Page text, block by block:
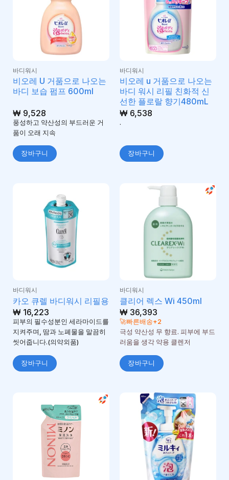
바디워시
비오레 U 거품으로 나오는
바디 보습 펌프 600ml
₩9,528
풍성하고 약산성의 부드러운 거
품이 오래 지속
장바구니
바디워시
비오레 u 거품으로 나오는
바디 워시 리필 친화적 신
선한 플로랄 향기480mL
₩6,538
.
장바구니
바디워시
카오 큐렐 바디워시 리필용
₩16,223
피부의 필수성분인 세라마이드를
지켜주며, 땀과 노폐물을 말끔히
씻어줍니다.(의약외품)
장바구니
바디워시
클리어 렉스 Wi 450ml
₩36,393
🚀빠른배송+2
극성 약산성 무 향료. 피부에 부드
러움을 생각 약용 클렌저
장바구니